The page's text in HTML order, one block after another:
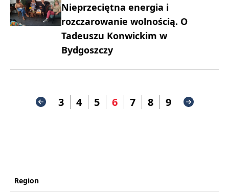
Nieprzeciętna energia i
rozczarowanie wolnością. O
Tadeuszu Konwickim w
Bydgoszczy
3 4 5 6 7 8 9
Region